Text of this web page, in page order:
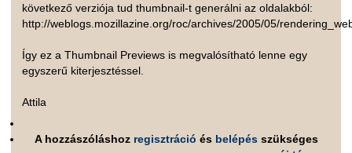
következő verziója tud thumbnail-t generálni az oldalakból:
http://weblogs.mozillazine.org/roc/archives/2005/05/
Így ez a Thumbnail Previews is megvalósítható lenne egy
egyszerű kiterjesztéssel.
Attila
A hozzászóláshoz regisztráció és belépés szükséges